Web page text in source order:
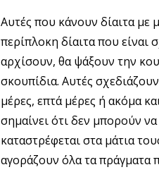
Αυτές που κάνουν δίαιτα με
περίπλοκη δίαιτα που είναι
αρχίσουν, θα ψάξουν την
σκουπίδια. Αυτές σχεδιάζουν
μέρες, επτά μέρες ή ακόμα
σημαίνει ότι δεν μπορούν
καταστρέφεται στα μάτια
αγοράζουν όλα τα πράγματα